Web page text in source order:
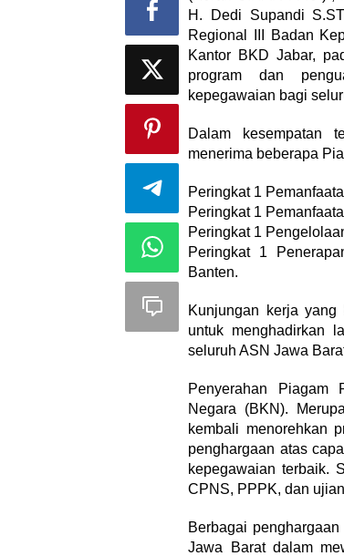
H. Dedi Supandi
Regional III Badan
Kantor BKD Jabar,
program dan
kepegawaian bagi
Dalam kesempatan
menerima beberapa
Peringkat 1
Peringkat 1
Peringkat 1
Peringkat 1
Banten.
Kunjungan kerja yang
untuk menghadirkan
seluruh ASN Jawa
Penyerahan Piagam
Negara (BKN).
kembali menorehkan
penghargaan atas
kepegawaian terbaik.
CPNS, PPPK, dan
Berbagai
Jawa Barat dalam